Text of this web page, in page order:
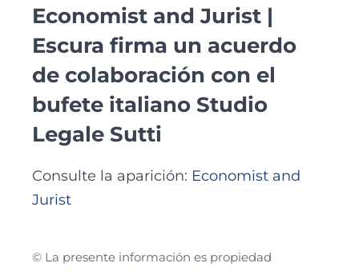
Economist and Jurist |
Escura firma un acuerdo
de colaboración con el
bufete italiano Studio
Legale Sutti
Consulte la aparición: Economist and
Jurist
© La presente información es propiedad